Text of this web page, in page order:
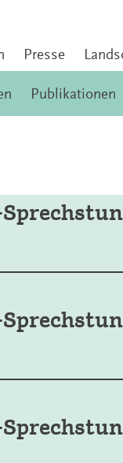
Presse
Publikationen